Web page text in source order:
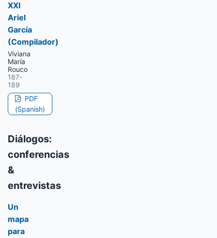
XXI
Ariel
García
(Compilador)
Viviana
María
Rouco
187-
189
PDF
(Spanish)
Diálogos:
conferencias
&
entrevistas
Un
mapa
para